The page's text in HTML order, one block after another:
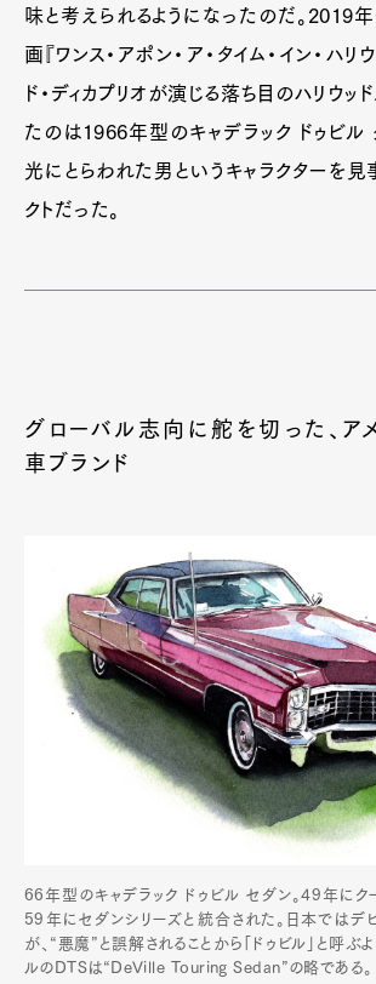
味と考えられるようになったのだ。2019
画『ワンス・アポン・ア・タイム・イン・ハリ
ド・ディカプリオが演じる落ち目のハリウッ
たのは1966年型のキャデラック ドゥビル
光にとらわれた男というキャラクターを
クトだった。
グローバル志向に舵を切った、ア
車ブランド
66年型のキャデラック ドゥビル セダン。49年にク
59年にセダンシリーズと統合された。日本ではデ
が、“悪魔”と誤解されることから「ドゥビル」と呼ぶ
ルのDTSは“DeVille Touring Sedan”の略である。